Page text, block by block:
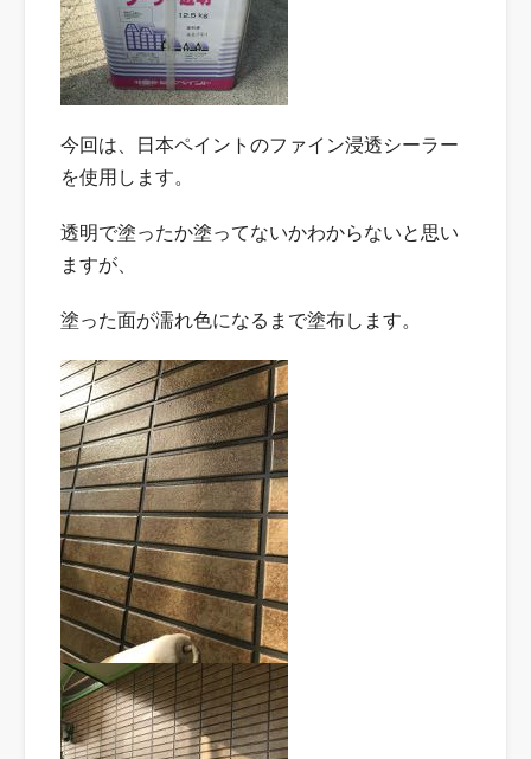
今回は、日本ペイントのファイン浸透シーラー
を使用します。
透明で塗ったか塗ってないかわからないと思い
ますが、
塗った面が濡れ色になるまで塗布します。